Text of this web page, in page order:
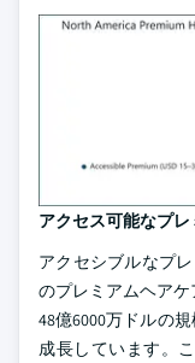
アクセス可能なプレ
アクセシブルなプ
のプレミアムヘアケ
48億6000万ドルの
成長しています。